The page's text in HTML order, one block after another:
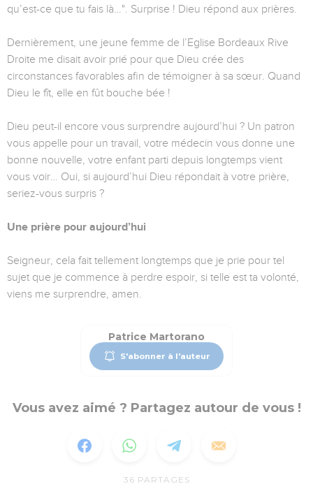
qu’est-ce que tu fais là…". Surprise ! Dieu répond aux prières.
Dernièrement, une jeune femme de l’Eglise Bordeaux Rive
Droite me disait avoir prié pour que Dieu crée des
circonstances favorables afin de témoigner à sa sœur. Quand
Dieu le fît, elle en fût bouche bée !
Dieu peut-il encore vous surprendre aujourd’hui ? Un patron
vous appelle pour un travail, votre médecin vous donne une
bonne nouvelle, votre enfant parti depuis longtemps vient
vous voir… Oui, si aujourd’hui Dieu répondait à votre prière,
seriez-vous surpris ?
Une prière pour aujourd’hui
Seigneur, cela fait tellement longtemps que je prie pour tel
sujet que je commence à perdre espoir, si telle est ta volonté,
viens me surprendre, amen.
Patrice Martorano
S'abonner à l'auteur
Vous avez aimé ? Partagez autour de vous !
36 PARTAGES